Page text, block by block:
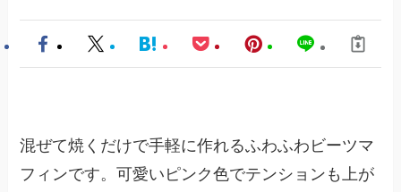
混ぜて焼くだけで手軽に作れるふわふわビーツマ
フィンです。可愛いピンク色でテンションも上が